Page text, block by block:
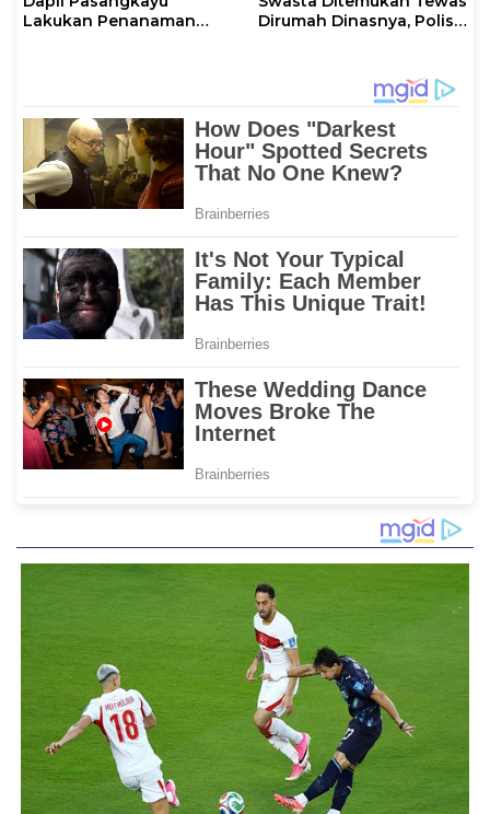
Lakukan Penanaman
Dirumah Dinasnya, Polisi: